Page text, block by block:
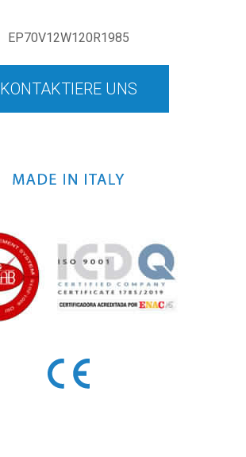
EP70V12W120R1985
KONTAKTIERE UNS